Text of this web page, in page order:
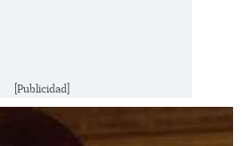
[Publicidad]